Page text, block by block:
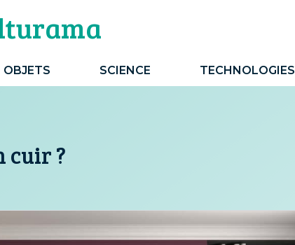
OBJETS SCIENCE TECHNOLOGIES
cuir ?